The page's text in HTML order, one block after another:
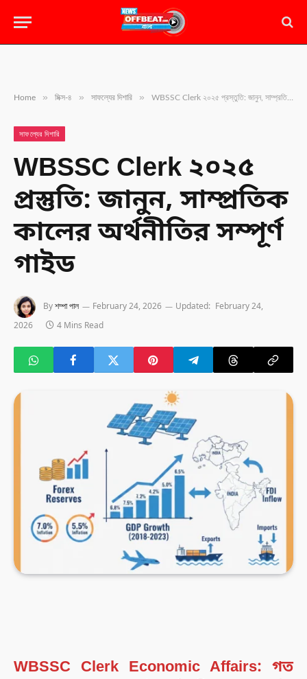
Home » মিক্স-৪ » সাফল্যের দিশারি » WBSSC Clerk ২০২৫ প্রস্তুতি: জানুন, সাম্প্রতিক কালের অর্থনীতির সম্পূর্ণ গাইড
সাফল্যের দিশারি
WBSSC Clerk ২০২৫
প্রস্তুতি: জানুন, সাম্প্রতিক
কালের অর্থনীতির সম্পূর্ণ
গাইড
Byশম্পা পাল February 24, 2026 Updated: February 24,
2026
4 Mins Read
WBSSC Clerk Economic Affairs: গত